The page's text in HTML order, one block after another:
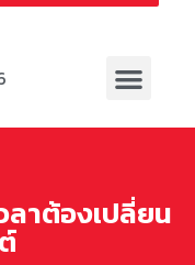
าต้องเปลี่ยน